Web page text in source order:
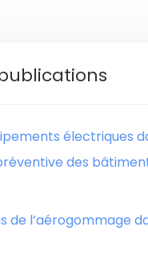
électriques
des
de l’aérogommage